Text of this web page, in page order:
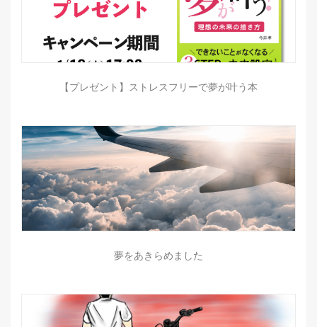
【プレゼント】ストレスフリーで夢が叶う本
夢をあきらめました